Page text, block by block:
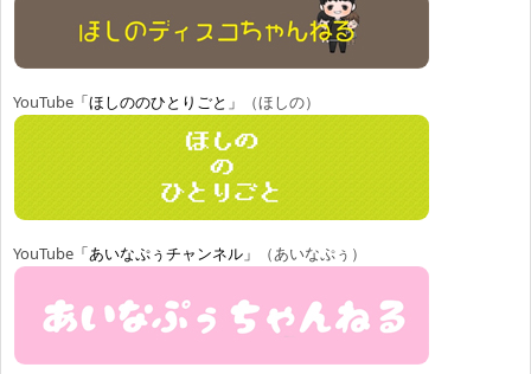
YouTube 「ほしののひとりごと」 （ほしの）
YouTube 「あいなぷぅチャンネル」 （あいなぷぅ）